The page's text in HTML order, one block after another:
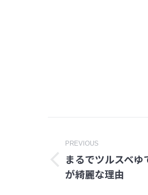
Post
navigation
PREVIOUS
Previous
post:
まるでツルスベ
が綺麗な理由